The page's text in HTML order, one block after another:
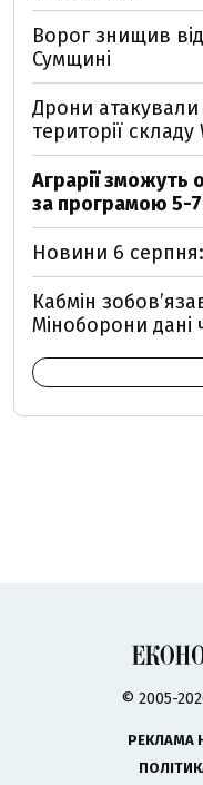
Ворог знищив
Сумщині
Дрони
території
Аграрії зможуть
за програмою 5-
Новини 6
Кабмін
Міноборони дані
© 2005-
РЕКЛАМА